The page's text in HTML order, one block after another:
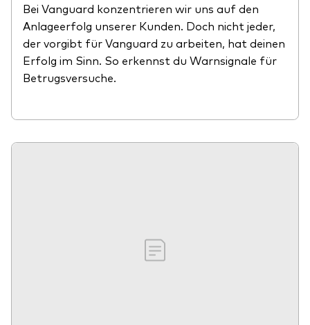
Bei Vanguard konzentrieren wir uns auf den
Anlageerfolg unserer Kunden. Doch nicht jeder,
der vorgibt für Vanguard zu arbeiten, hat deinen
Erfolg im Sinn. So erkennst du Warnsignale für
Betrugsversuche.